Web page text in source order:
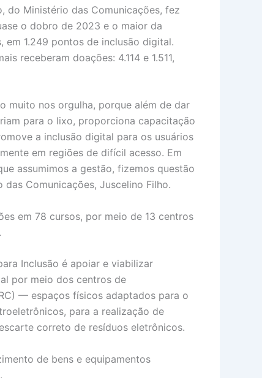
do Ministério das Comunicações, fez
o dobro de 2023 e o maior da
em 1.249 pontos de inclusão digital.
receberam doações: 4.114 e 1.511,
muito nos orgulha, porque além de dar
para o lixo, proporciona capacitação
a inclusão digital para os usuários
em regiões de difícil acesso. Em
assumimos a gestão, fizemos questão
Comunicações, Juscelino Filho.
em 78 cursos, por meio de 13 centros
Inclusão é apoiar e viabilizar
por meio dos centros de
— espaços físicos adaptados para o
para a realização de
correto de resíduos eletrônicos.
de bens e equipamentos